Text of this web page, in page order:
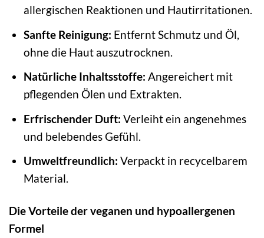
allergischen Reaktionen und Hautirritationen.
Sanfte Reinigung: Entfernt Schmutz und Öl,
ohne die Haut auszutrocknen.
Natürliche Inhaltsstoffe: Angereichert mit
pflegenden Ölen und Extrakten.
Erfrischender Duft: Verleiht ein angenehmes
und belebendes Gefühl.
Umweltfreundlich: Verpackt in recycelbarem
Material.
Die Vorteile der veganen und hypoallergenen
Formel